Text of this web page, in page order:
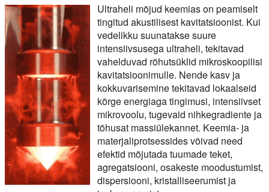
Ultraheli mõjud keemias on peamiselt
tingitud akustilisest kavitatsioonist. Kui
vedelikku suunatakse suure
intensiivsusega ultraheli, tekitavad
vahelduvad rõhutsüklid mikroskoopilisi
kavitatsioonimulle. Nende kasv ja
kokkuvarisemine tekitavad lokaalseid
kõrge energiaga tingimusi, intensiivset
mikrovoolu, tugevaid nihkegradiente ja
tõhusat massiülekannet. Keemia- ja
materjaliprotsessides võivad need
efektid mõjutada tuumade teket,
agregatsiooni, osakeste moodustumist,
dispersiooni, kristalliseerumist ja